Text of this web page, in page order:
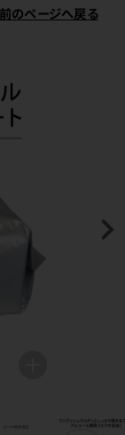
前のページへ戻る